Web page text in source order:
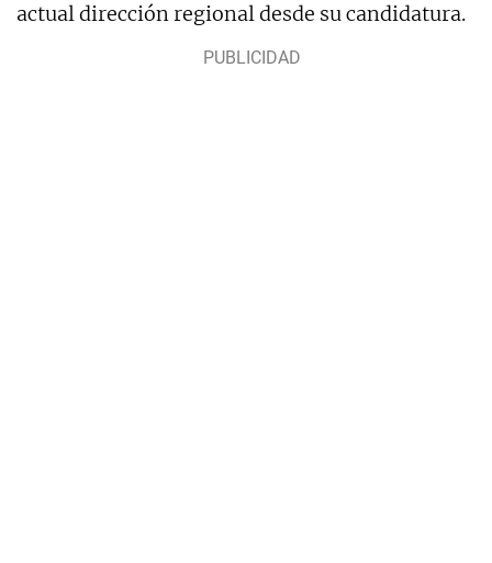
actual dirección regional desde su candidatura.